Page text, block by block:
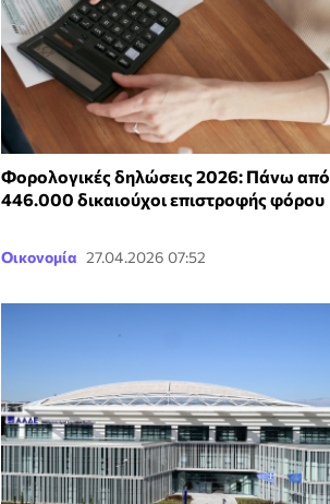
Φορολογικές δηλώσεις 2026: Πάνω από
446.000 δικαιούχοι επιστροφής φόρου
Οικονομία 27.04.2026 07:52